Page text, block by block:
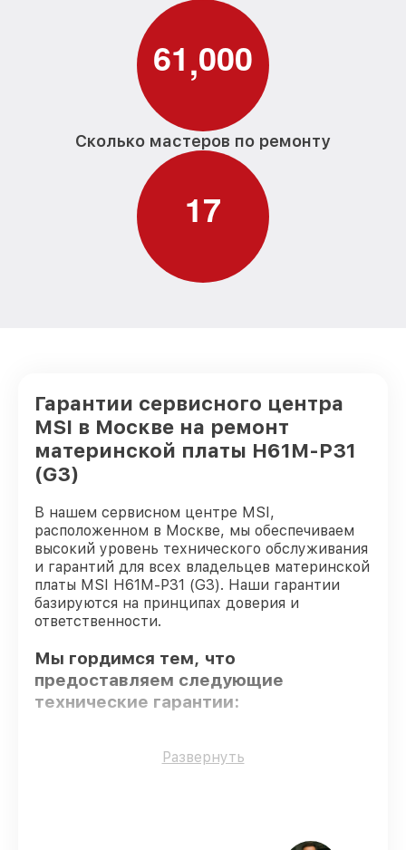
61,000
Сколько мастеров по ремонту
17
Гарантии сервисного центра
MSI в Москве на ремонт
материнской платы H61M-P31
(G3)
В нашем сервисном центре MSI,
расположенном в Москве, мы обеспечиваем
высокий уровень технического обслуживания
и гарантий для всех владельцев материнской
платы MSI H61M-P31 (G3). Наши гарантии
базируются на принципах доверия и
ответственности.
Мы гордимся тем, что
предоставляем следующие
технические гарантии:
Использование оригинальных
Развернуть